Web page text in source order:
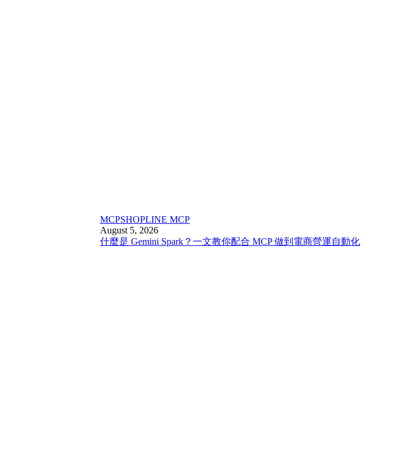
MCPSHOPLINE MCP
August 5, 2026
什麼是 Gemini Spark？一文教你配合 MCP 做到電商營運自動化